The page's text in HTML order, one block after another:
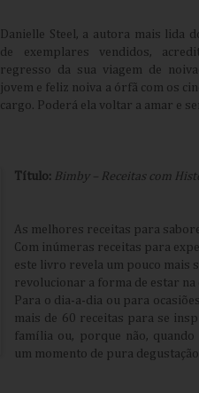
Danielle Steel, a autora mais lida
de exemplares vendidos,
regresso da sua viagem de
jovem e feliz noiva a órfã com os
cargo. Poderá ela voltar a amar e
Título: Bimby – Receitas com
As melhores receitas para
Com inúmeras receitas para
este livro revela um pouco mais
revolucionar a forma de estar na
Para o dia-a-dia ou para
mais de 60 receitas para se
família ou, porque não,
um momento de pura degustação